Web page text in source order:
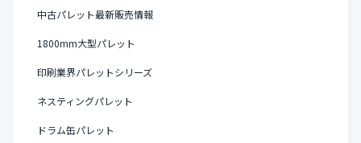
中古パレット最新販売情報
1800mm大型パレット
印刷業界パレットシリーズ
ネスティングパレット
ドラム缶パレット